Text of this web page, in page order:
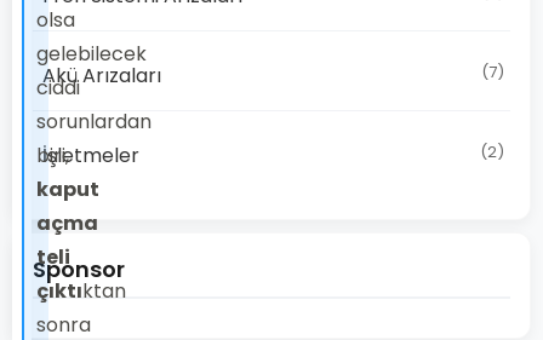
olsa
gelebilecek
ciddi
sorunlardan
biri,
kaput
açma
teli
çıktıktan
sonra
Akü Arızaları (7)
İşletmeler (2)
Sponsor